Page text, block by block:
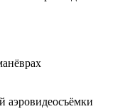
аэровидеосъёмки